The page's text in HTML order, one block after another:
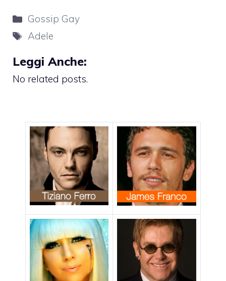
Categorie
Gossip Gay
Tag
Adele
Leggi Anche:
No related posts.